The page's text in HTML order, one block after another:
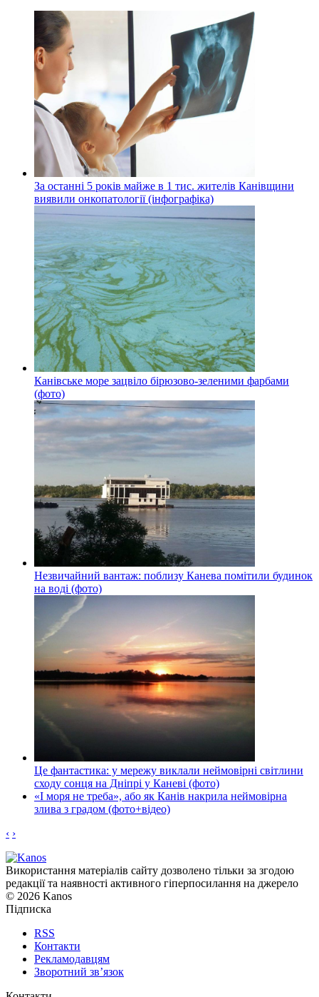
За останні 5 років майже в 1 тис. жителів Канівщини
виявили онкопатології (інфографіка)
Канівське море зацвіло бірюзово-зеленими фарбами
(фото)
Незвичайний вантаж: поблизу Канева помітили будинок
на воді (фото)
Це фантастика: у мережу виклали неймовірні світлини
сходу сонця на Дніпрі у Каневі (фото)
«І моря не треба», або як Канів накрила неймовірна
злива з градом (фото+відео)
‹ ›
Використання матеріалів сайту дозволено тільки за згодою
редакції та наявності активного гіперпосилання на джерело
© 2026 Kanos
Підписка
RSS
Контакти
Рекламодавцям
Зворотний зв’язок